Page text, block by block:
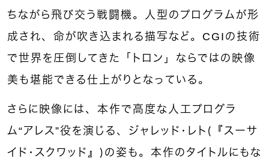
ちながら飛び交う戦闘機。人型のプログラムが形
成され、命が吹き込まれる描写など。CGIの技術
で世界を圧倒してきた「トロン」ならではの映像
美も堪能できる仕上がりとなっている。
さらに映像には、本作で高度な人工プログラ
ム“アレス”役を演じる、ジャレッド・レト（『スーサ
イド・スクワッド』）の姿も。本作のタイトルにもな